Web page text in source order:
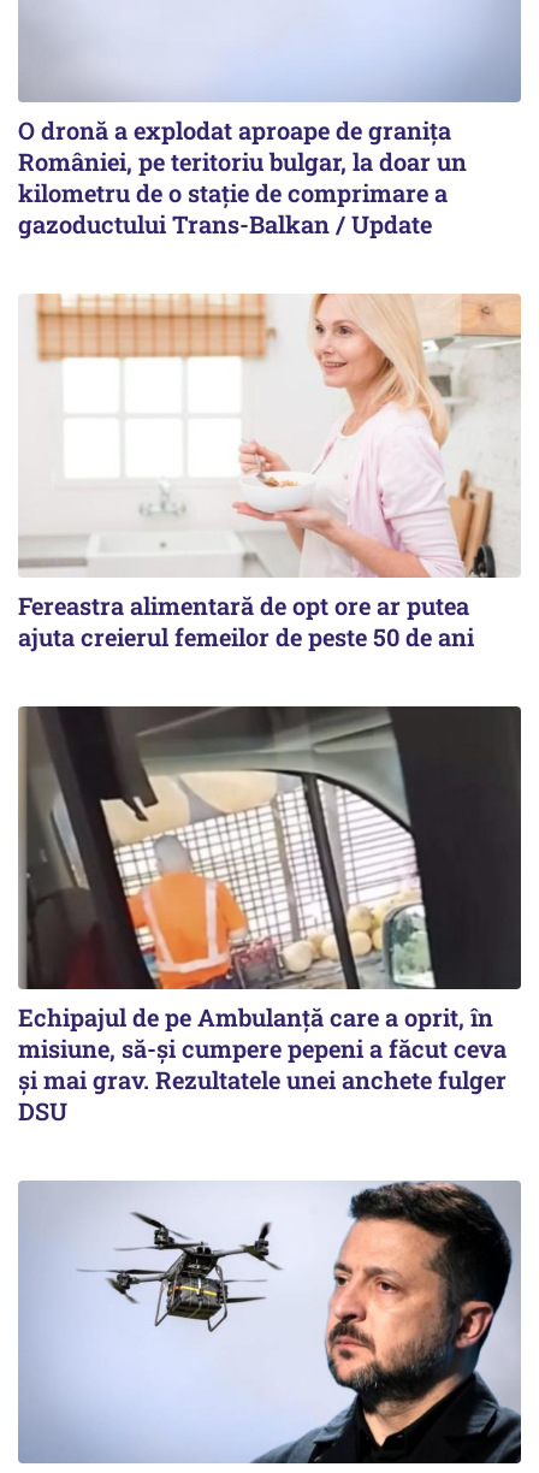
O dronă a explodat aproape de granița
României, pe teritoriu bulgar, la doar un
kilometru de o stație de comprimare a
gazoductului Trans-Balkan / Update
Fereastra alimentară de opt ore ar putea
ajuta creierul femeilor de peste 50 de ani
Echipajul de pe Ambulanță care a oprit, în
misiune, să-și cumpere pepeni a făcut ceva
și mai grav. Rezultatele unei anchete fulger
DSU